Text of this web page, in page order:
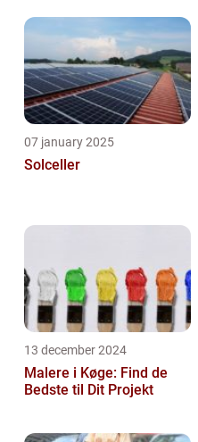
07 january 2025
Solceller
13 december 2024
Malere i Køge: Find de
Bedste til Dit Projekt